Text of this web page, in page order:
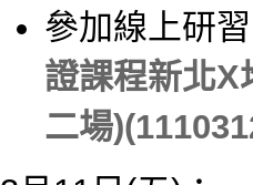
參加線上研
證課程新北X
二場